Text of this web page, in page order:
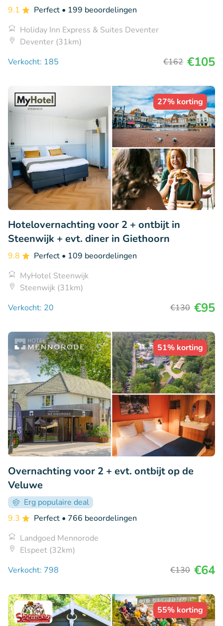
9.1 Perfect • 199 beoordelingen
Holiday Inn Express & Suites Deventer
Deventer (31km)
Verkocht: 185
€162 €105
27% korting
Hotelovernachting voor 2 + ontbijt in
Steenwijk + evt. diner in Giethoorn
9.8 Perfect • 109 beoordelingen
MyHotel Steenwijk
Steenwijk (31km)
Verkocht: 20
€130 €95
51% korting
Overnachting voor 2 + evt. ontbijt op de
Veluwe
Erg populaire deal
9.3
Perfect • 766 beoordelingen
Landgoed Mennorode
Elspeet (32km)
Verkocht: 798
€130 €64
55% korting